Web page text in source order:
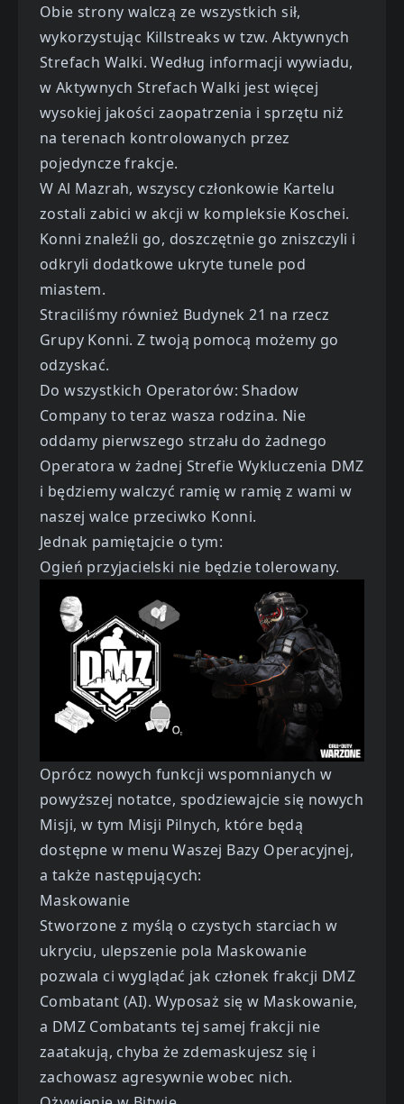
Obie strony walczą ze wszystkich sił,
wykorzystując Killstreaks w tzw. Aktywnych
Strefach Walki. Według informacji wywiadu,
w Aktywnych Strefach Walki jest więcej
wysokiej jakości zaopatrzenia i sprzętu niż
na terenach kontrolowanych przez
pojedyncze frakcje.
W Al Mazrah, wszyscy członkowie Kartelu
zostali zabici w akcji w kompleksie Koschei.
Konni znaleźli go, doszczętnie go zniszczyli i
odkryli dodatkowe ukryte tunele pod
miastem.
Straciliśmy również Budynek 21 na rzecz
Grupy Konni. Z twoją pomocą możemy go
odzyskać.
Do wszystkich Operatorów: Shadow
Company to teraz wasza rodzina. Nie
oddamy pierwszego strzału do żadnego
Operatora w żadnej Strefie Wykluczenia DMZ
i będziemy walczyć ramię w ramię z wami w
naszej walce przeciwko Konni.
Jednak pamiętajcie o tym:
Ogień przyjacielski nie będzie tolerowany.
Oprócz nowych funkcji wspomnianych w
powyższej notatce, spodziewajcie się nowych
Misji, w tym Misji Pilnych, które będą
dostępne w menu Waszej Bazy Operacyjnej,
a także następujących:
Maskowanie
Stworzone z myślą o czystych starciach w
ukryciu, ulepszenie pola Maskowanie
pozwala ci wyglądać jak członek frakcji DMZ
Combatant (AI). Wyposaż się w Maskowanie,
a DMZ Combatants tej samej frakcji nie
zaatakują, chyba że zdemaskujesz się i
zachowasz agresywnie wobec nich.